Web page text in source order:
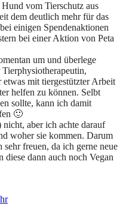
vom Tierschutz aus
dem deutlich mehr für das
einigen Spendenaktionen
bei einer Aktion von Peta
um und überlege
etwas mit tiergestützter Arbeit
helfen zu können. Selbt
sollte, kann ich damit
🙂
aber ich achte darauf
woher sie kommen. Darum
freuen, da ich gerne neue
diese dann auch noch Vegan